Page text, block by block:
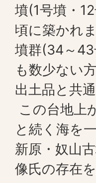
墳(1号墳・
頃に築かれ
墳群(34～
も数少ない
出土品と共
この台地上
と続く海を
新原・奴山
像氏の存在